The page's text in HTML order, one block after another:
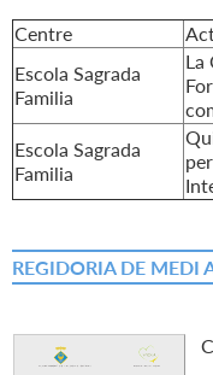
Centre
Escola Sagrada
Familia
La
Escola Sagrada
Familia
REGIDORIA DE MEDI